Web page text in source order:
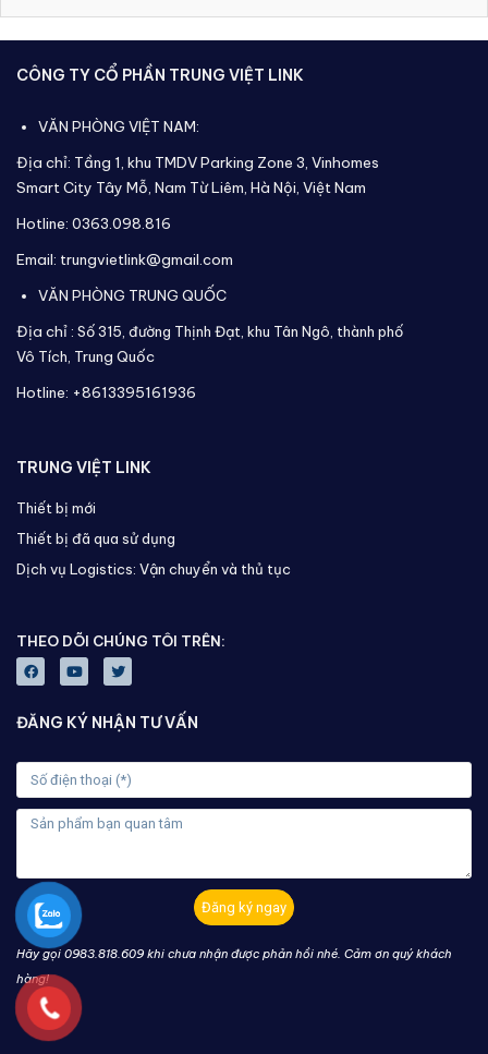
CÔNG TY CỔ PHẦN TRUNG VIỆT LINK
VĂN PHÒNG VIỆT NAM:
Địa chỉ: Tầng 1, khu TMDV Parking Zone 3, Vinhomes
Smart City Tây Mỗ, Nam Từ Liêm, Hà Nội, Việt Nam
Hotline: 0363.098.816
Email: trungvietlink@gmail.com
VĂN PHÒNG TRUNG QUỐC
Địa chỉ : Số 315, đường Thịnh Đạt, khu Tân Ngô, thành phố
Vô Tích, Trung Quốc
Hotline: +8613395161936
TRUNG VIỆT LINK
Thiết bị mới
Thiết bị đã qua sử dụng
Dịch vụ Logistics: Vận chuyển và thủ tục
THEO DÕI CHÚNG TÔI TRÊN:
ĐĂNG KÝ NHẬN TƯ VẤN
Đăng ký ngay
Hãy gọi 0983.818.609 khi chưa nhận được phản hồi nhé. Cảm ơn quý khách
hàng!